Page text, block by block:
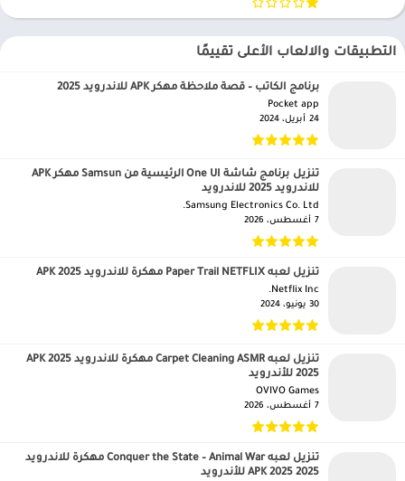
التطبيقات والالعاب الأعلى تقييمًا
برنامج الكاتب – قصة ملاحظة مهكر APK للاندرويد 2025
Pocket app‏
24 أبريل، 2024
تنزيل برنامج شاشة One UI الرئيسية من Samsun مهكر APK
للاندرويد 2025 للاندرويد
Samsung Electronics Co. Ltd.‏
7 أغسطس، 2026
تنزيل لعبه Paper Trail NETFLIX مهكرة للاندرويد APK 2025
Netflix Inc.‏
30 يونيو، 2024
تنزيل لعبه Carpet Cleaning ASMR مهكرة للاندرويد APK 2025
2025 للأندرويد
OVIVO Games‏
7 أغسطس، 2026
تنزيل لعبه Conquer the State – Animal War مهكرة للاندرويد
APK 2025 2025 للأندرويد